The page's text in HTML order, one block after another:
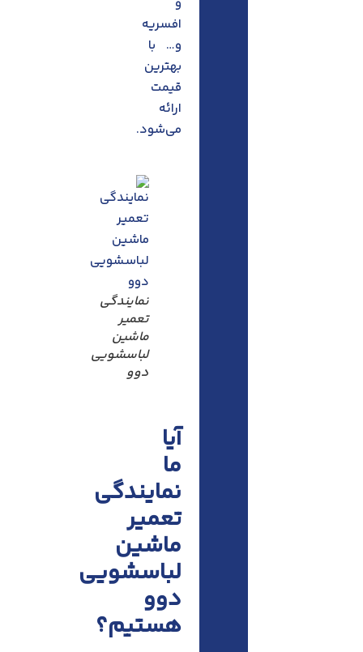
افسریه
و… با
بهترین
قیمت
ارائه
می‌شود.
نمایندگی
تعمیر
ماشین
لباسشویی
دوو
آیا
ما
نمایندگی
تعمیر
ماشین
لباسشویی
دوو
هستیم؟